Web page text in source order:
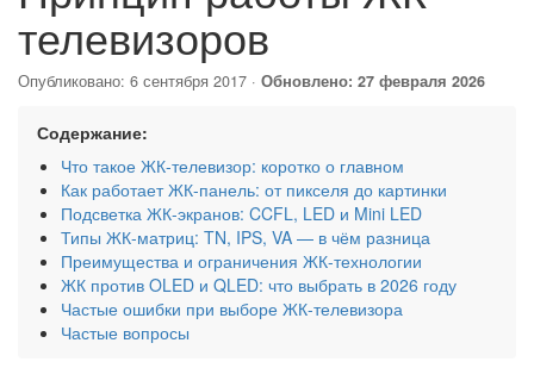
телевизоров
Опубликовано: 6 сентября 2017 · Обновлено: 27 февраля 2026
Содержание:
Что такое ЖК-телевизор: коротко о главном
Как работает ЖК-панель: от пикселя до картинки
Подсветка ЖК-экранов: CCFL, LED и Mini LED
Типы ЖК-матриц: TN, IPS, VA — в чём разница
Преимущества и ограничения ЖК-технологии
ЖК против OLED и QLED: что выбрать в 2026 году
Частые ошибки при выборе ЖК-телевизора
Частые вопросы